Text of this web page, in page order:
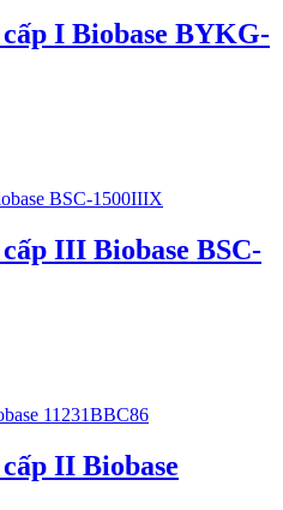
I Biobase BYKG-
III Biobase BSC-
II Biobase